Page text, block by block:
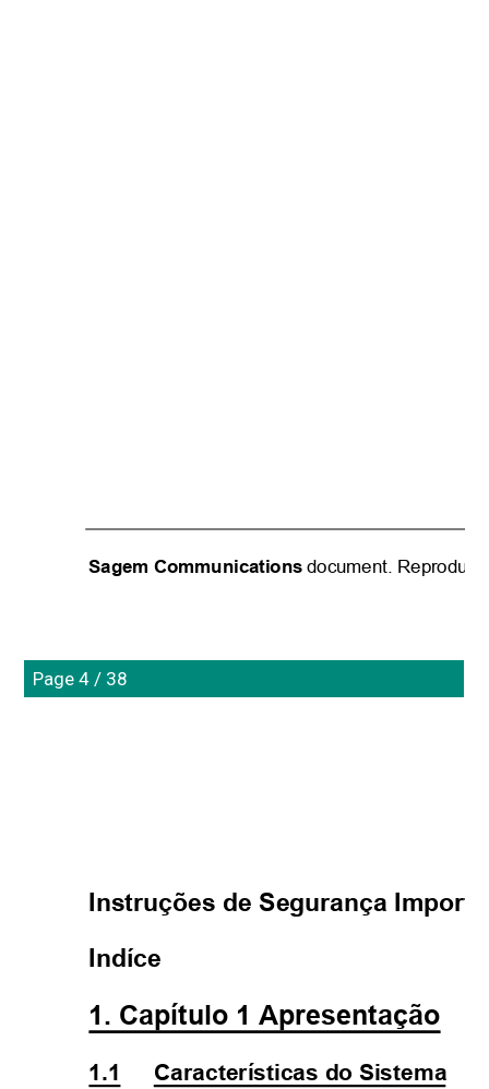
Sagem Communications document.
Page 4 / 38
Instruções de Segurança
Indíce
1. Capítulo 1 Apresentação
1.1
Características do Sistema